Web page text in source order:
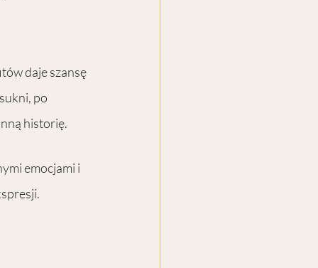
daje szansę
po
historię.
emocjami i